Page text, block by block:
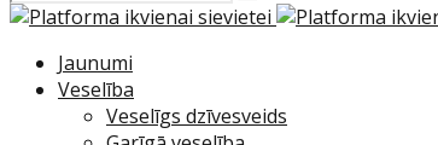
Jaunumi
Veselība
Veselīgs dzīvesveids